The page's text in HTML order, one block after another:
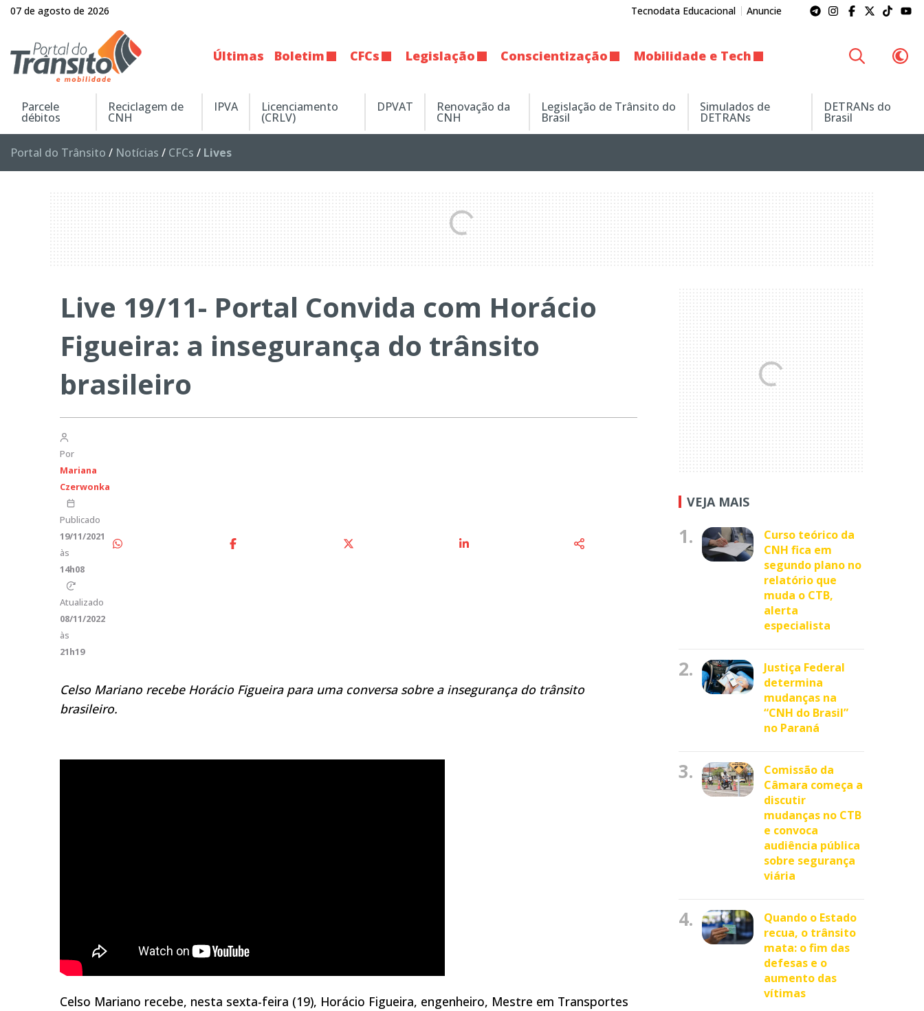
07 de agosto de 2026 Tecnodata Educacional Anuncie
Últimas Boletim CFCs Legislação Conscientização Mobilidade e Tech
Parcele
débitos
Reciclagem de
CNH
IPVA Licenciamento
(CRLV)
DPVAT Renovação da
CNH
Legislação de Trânsito do
Brasil
Simulados de
DETRANs
DETRANs do
Brasil
Portal do Trânsito / Notícias / CFCs / Lives
Live 19/11- Portal Convida com Horácio
Figueira: a insegurança do trânsito
brasileiro
Por
Mariana
Czerwonka
Publicado
19/11/2021
às
14h08
Atualizado
08/11/2022
às
21h19
Celso Mariano recebe Horácio Figueira para uma conversa sobre a insegurança do trânsito
brasileiro.
Celso Mariano recebe, nesta sexta-feira (19), Horácio Figueira, engenheiro, Mestre em Transportes
VEJA MAIS
1.
Curso teórico da
CNH fica em
segundo plano no
relatório que
muda o CTB,
alerta
especialista
2.
Justiça Federal
determina
mudanças na
“CNH do Brasil”
no Paraná
3.
Comissão da
Câmara começa a
discutir
mudanças no CTB
e convoca
audiência pública
sobre segurança
viária
4.
Quando o Estado
recua, o trânsito
mata: o fim das
defesas e o
aumento das
vítimas